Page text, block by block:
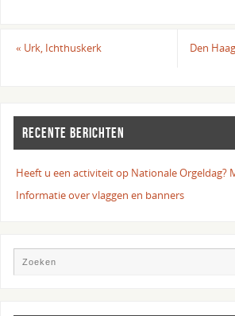
« Urk, Ichthuskerk
Den
RECENTE BERICHTEN
Heeft u een activiteit op Nationale Orgeldag?
Informatie over vlaggen en banners